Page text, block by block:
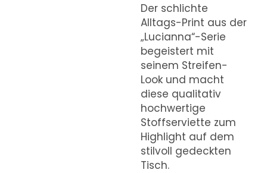
Der schlichte
Alltags-Print aus der
„Lucianna“-Serie
begeistert mit
seinem Streifen-
Look und macht
diese qualitativ
hochwertige
Stoffserviette zum
Highlight auf dem
stilvoll gedeckten
Tisch.